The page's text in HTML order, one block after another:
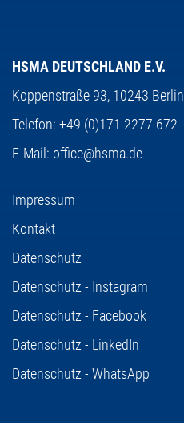
HSMA DEUTSCHLAND E.V.
Koppenstraße 93, 10243 Berlin
Telefon: +49 (0)171 2277 672
E-Mail: office@hsma.de
Impressum
Kontakt
Datenschutz
Datenschutz - Instagram
Datenschutz - Facebook
Datenschutz - LinkedIn
Datenschutz - WhatsApp